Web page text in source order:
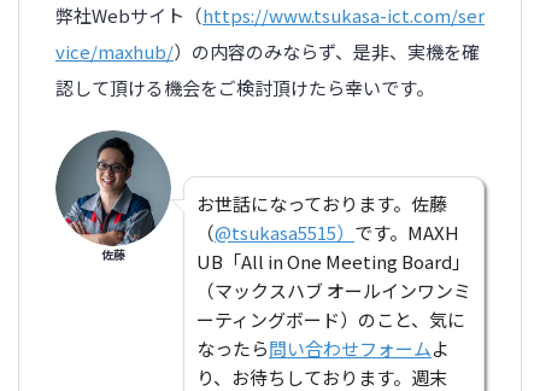
弊社Webサイト（https://www.tsukasa-ict.com/ser
vice/maxhub/）の内容のみならず、是非、実機を確
認して頂ける機会をご検討頂けたら幸いです。
佐藤
お世話になっております。佐藤
（@tsukasa5515） です。MAXH
UB「All in One Meeting Board」
（マックスハブ オールインワンミ
ーティングボード）のこと、気に
なったら問い合わせフォームよ
り、お待ちしております。週末